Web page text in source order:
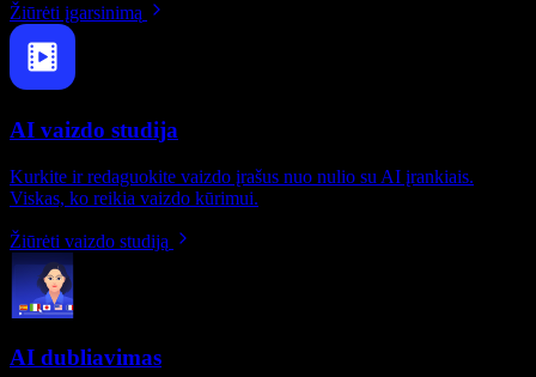
Žiūrėti įgarsinimą
AI vaizdo studija
Kurkite ir redaguokite vaizdo įrašus nuo nulio su AI įrankiais.
Viskas, ko reikia vaizdo kūrimui.
Žiūrėti vaizdo studiją
AI dubliavimas